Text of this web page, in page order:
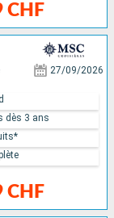
CHF
27/09/2026
CHF
dès 3 ans